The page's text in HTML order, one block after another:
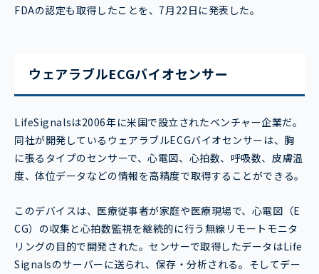
FDAの認定も取得したことを、7月22日に発表した。
ウェアラブルECGバイオセンサー
LifeSignalsは2006年に米国で設立されたベンチャー企業だ。
同社が開発しているウェアラブルECGバイオセンサーは、胸
に張るタイプのセンサーで、心電図、心拍数、呼吸数、皮膚温
度、体位データなどの情報を高精度で取得することができる。
このデバイスは、医療従事者が家庭や医療現場で、心電図（E
CG）の収集と心拍数監視を継続的に行う無線リモートモニタ
リングの目的で開発された。センサーで取得したデータはLife
Signalsのサーバーに送られ、保存・分析される。そしてデー